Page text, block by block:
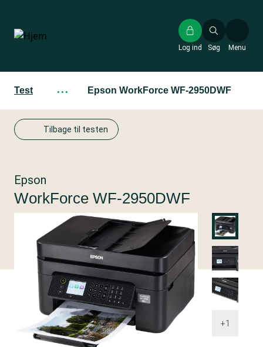
hovedindhold
Søg
Log ind Menu
Test ··· Epson WorkForce WF-2950DWF
Tilbage til testen
+1
Epson
WorkForce WF-2950DWF